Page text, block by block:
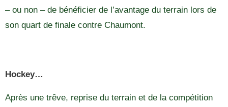
– ou non – de bénéficier de l’avantage du terrain lors de
son quart de finale contre Chaumont.
Hockey…
Après une trêve, reprise du terrain et de la compétition